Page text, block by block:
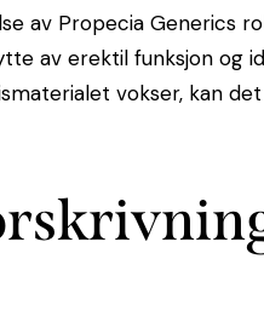
av Propecia Generics
av erektil funksjon og
vokser, kan